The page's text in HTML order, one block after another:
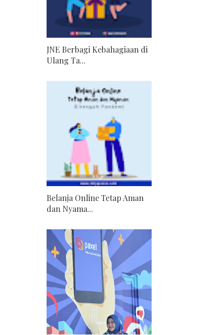
JNE Berbagi Kebahagiaan di
Ulang Ta...
Belanja Online Tetap Aman
dan Nyama...